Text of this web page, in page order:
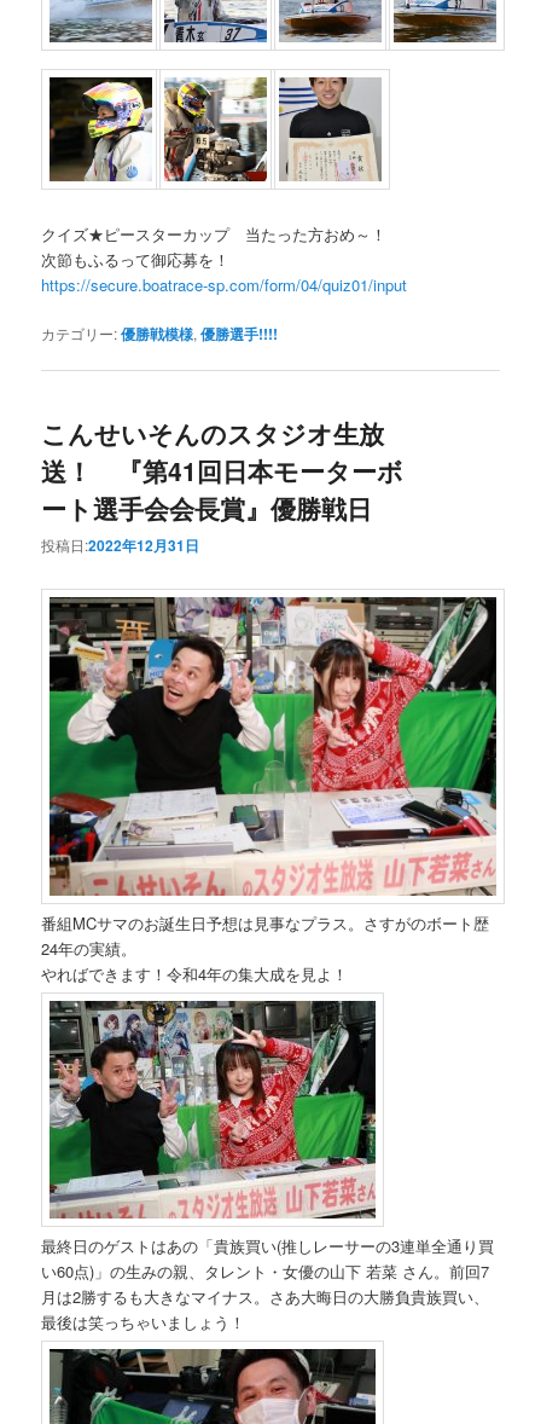
クイズ★ピースターカップ 当たった方おめ～！
次節もふるって御応募を！
https://secure.boatrace-sp.com/form/04/quiz01/input
カテゴリー:優勝戦模様,優勝選手!!!!
こんせいそんのスタジオ生放
送！ 『第41回日本モーターボ
ート選手会会長賞』優勝戦日
投稿日:2022年12月31日
番組MCサマのお誕生日予想は見事なプラス。さすがのボート歴
24年の実績。
やればできます！令和4年の集大成を見よ！
最終日のゲストはあの「貴族買い(推しレーサーの3連単全通り買
い60点)」の生みの親、タレント・女優の山下 若菜 さん。前回7
月は2勝するも大きなマイナス。さあ大晦日の大勝負貴族買い、
最後は笑っちゃいましょう！